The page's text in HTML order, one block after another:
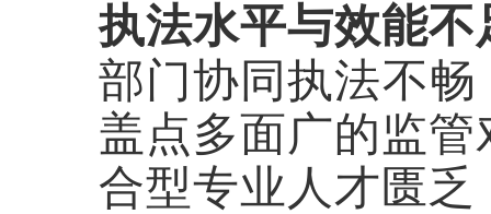
执法水平与效能不
部门协同执法不畅
盖点多面广的监
合型专业人才匮